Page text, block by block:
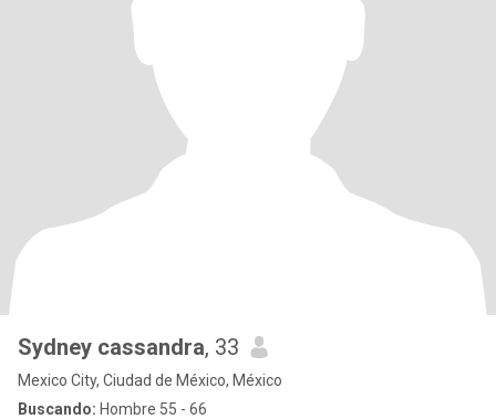
Sydney cassandra, 33
Mexico City, Ciudad de México, México
Buscando: Hombre 55 - 66